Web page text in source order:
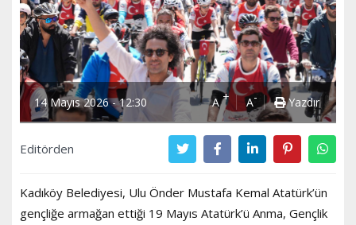
14 Mayıs 2026 - 12:30 A+ A- Yazdır
Editörden
Kadıköy Belediyesi, Ulu Önder Mustafa Kemal Atatürk’ün
gençliğe armağan ettiği 19 Mayıs Atatürk’ü Anma, Gençlik